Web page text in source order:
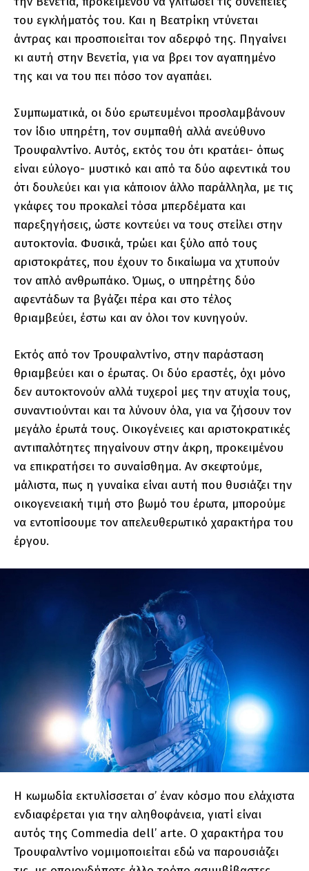
του εγκλήματός του. Και η Βεατρίκη ντύνεται
άντρας και προσποιείται τον αδερφό της. Πηγαίνει
κι αυτή στην Βενετία, για να βρει τον αγαπημένο
της και να του πει πόσο τον αγαπάει.
Συμπωματικά, οι δύο ερωτευμένοι προσλαμβάνουν
τον ίδιο υπηρέτη, τον συμπαθή αλλά ανεύθυνο
Τρουφαλντίνο. Αυτός, εκτός του ότι κρατάει- όπως
είναι εύλογο- μυστικό και από τα δύο αφεντικά του
ότι δουλεύει και για κάποιον άλλο παράλληλα, με τις
γκάφες του προκαλεί τόσα μπερδέματα και
παρεξηγήσεις, ώστε κοντεύει να τους στείλει στην
αυτοκτονία. Φυσικά, τρώει και ξύλο από τους
αριστοκράτες, που έχουν το δικαίωμα να χτυπούν
τον απλό ανθρωπάκο. Όμως, ο υπηρέτης δύο
αφεντάδων τα βγάζει πέρα και στο τέλος
θριαμβεύει, έστω και αν όλοι τον κυνηγούν.
Εκτός από τον Τρουφαλντίνο, στην παράσταση
θριαμβεύει και ο έρωτας. Οι δύο εραστές, όχι μόνο
δεν αυτοκτονούν αλλά τυχεροί μες την ατυχία τους,
συναντιούνται και τα λύνουν όλα, για να ζήσουν τον
μεγάλο έρωτά τους. Οικογένειες και αριστοκρατικές
αντιπαλότητες πηγαίνουν στην άκρη, προκειμένου
να επικρατήσει το συναίσθημα. Αν σκεφτούμε,
μάλιστα, πως η γυναίκα είναι αυτή που θυσιάζει την
οικογενειακή τιμή στο βωμό του έρωτα, μπορούμε
να εντοπίσουμε τον απελευθερωτικό χαρακτήρα του
έργου.
Η κωμωδία εκτυλίσσεται σ’ έναν κόσμο που ελάχιστα
ενδιαφέρεται για την αληθοφάνεια, γιατί είναι
αυτός της Commedia dell’ arte. Ο χαρακτήρα του
Τρουφαλντίνο νομιμοποιείται εδώ να παρουσιάζει